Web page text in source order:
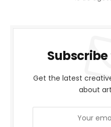
Get the latest
about